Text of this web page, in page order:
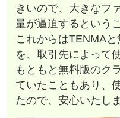
きいので、大きなフ
量が逼迫するという
これからはTENMA
を、取引先によって
もともと無料版のク
ていたこともあり、
たので、安心いたし